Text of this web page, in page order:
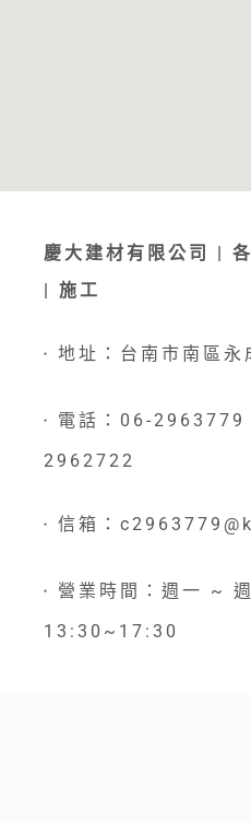
慶大建材有限公司 |
| 施工
● 地址：台南市南區
●
電話：06-
2962722
● 信箱：
●
營業時間：週一 ~
13:30~17:30